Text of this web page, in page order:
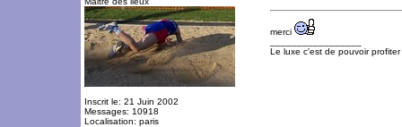
Inscrit le: 21 Juin 2002
Messages: 10918
Localisation: paris
merci
Le luxe c'est de pouvoir